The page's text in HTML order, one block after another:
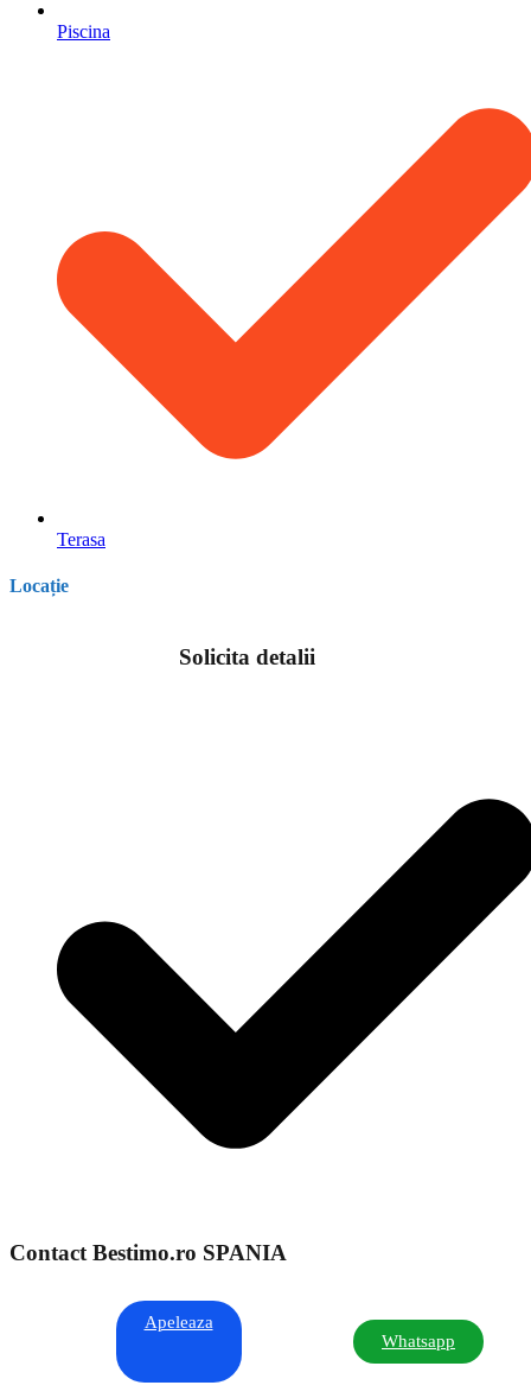
Piscina
Terasa
Locație
Solicita detalii
Contact Bestimo.ro SPANIA
Apeleaza
Whatsapp